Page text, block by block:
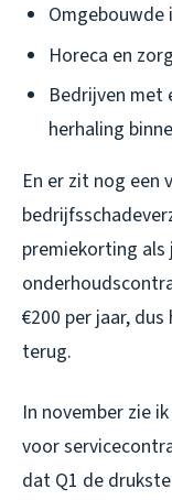
Omgebouwde
Horeca en
Bedrijven met
herhaling
En er zit nog een
premiekorting als
€200 per jaar,
terug.
In november zie
voor
dat Q1 de